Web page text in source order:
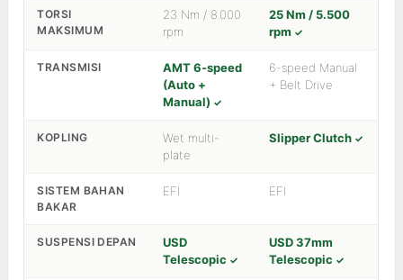
TORSI
MAKSIMUM
23 Nm / 8.000
rpm
25 Nm / 5.500
rpm
TRANSMISI
AMT 6-speed
(Auto +
Manual)
6-speed Manual
+ Belt Drive
KOPLING
Wet multi-
plate
Slipper Clutch
SISTEM BAHAN
BAKAR
EFI EFI
SUSPENSI DEPAN
USD
Telescopic
USD 37mm
Telescopic